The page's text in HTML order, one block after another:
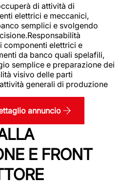
di attività di
elettrici e meccanici,
semplici e svolgendo
componenti elettrici e
da banco quali spelafili,
semplice e preparazione dei
visivo delle parti
generali di produzione
annuncio
E FRONT